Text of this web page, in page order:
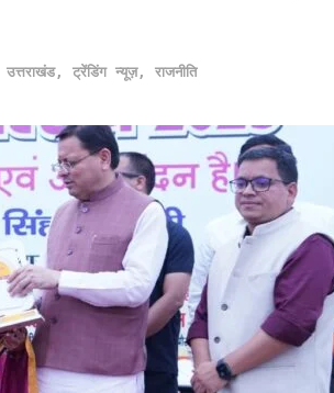
उत्तराखंड, ट्रेंडिंग न्यूज़, राजनीति